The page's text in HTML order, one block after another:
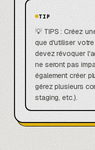
TIP
💡 TIPS : Créez
que d'utiliser
devez révoquer
ne seront pas
également créer
gérez plusieurs
staging, etc.).